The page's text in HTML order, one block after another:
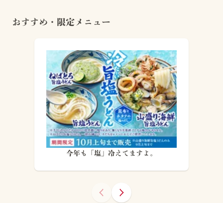
おすすめ・限定メニュー
今年も「塩」冷えてますよ。